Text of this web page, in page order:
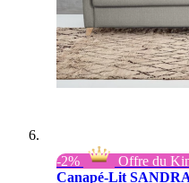
-2%
Offre du
Canapé-Lit